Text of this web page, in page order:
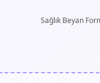
Sağlık Beyan